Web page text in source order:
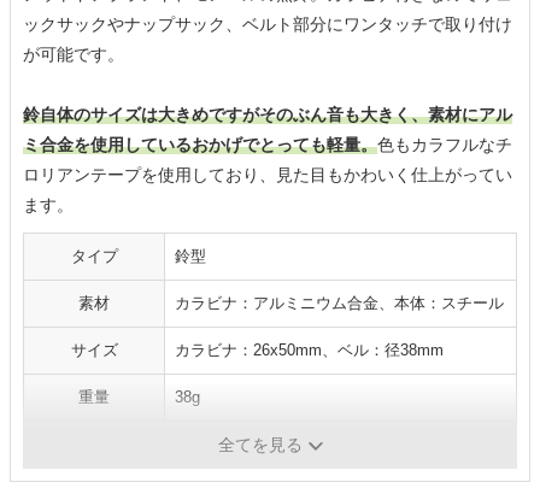
ックサックやナップサック、ベルト部分にワンタッチで取り付け
が可能です。
鈴自体のサイズは大きめですがそのぶん音も大きく、素材にアル
ミ合金を使用しているおかげでとっても軽量。色もカラフルなチ
ロリアンテープを使用しており、見た目もかわいく仕上がってい
ます。
タイプ 鈴型
素材 カラビナ：アルミニウム合金、本体：スチール
サイズ カラビナ：26x50mm、ベル：径38mm
重量 38g
全てを見る